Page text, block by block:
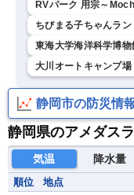
RVパーク 用宗～
ちびまる子ちゃんラン
東海大学海洋科学博物
大川オートキャンプ場
静岡市の防災情
静岡県のアメダス
気温 降水量
順位 地点